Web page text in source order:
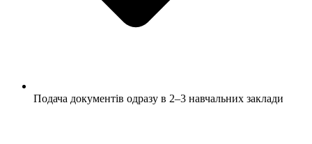
Подача документів одразу в 2–3 навчальних заклади